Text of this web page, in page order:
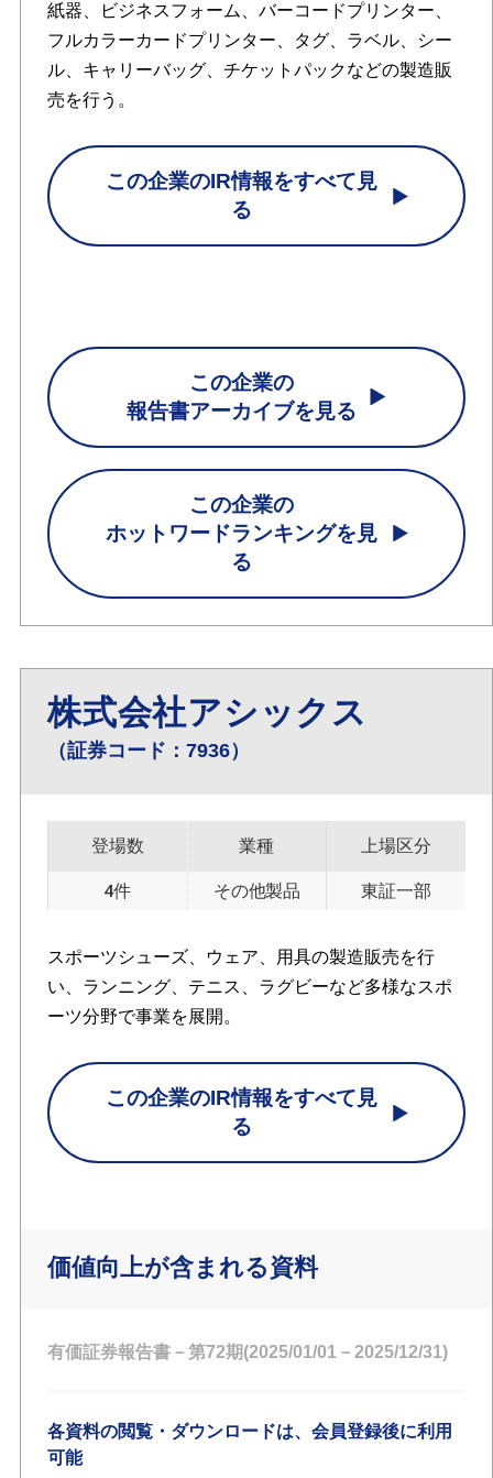
紙器、ビジネスフォーム、バーコードプリンター、
フルカラーカードプリンター、タグ、ラベル、シー
ル、キャリーバッグ、チケットパックなどの製造販
売を行う。
この企業のIR情報をすべて見
る
この企業の
報告書アーカイブを見る
この企業の
ホットワードランキングを見
る
株式会社アシックス
（証券コード：7936）
登場数
4件
業種
その他製品
上場区分
東証一部
スポーツシューズ、ウェア、用具の製造販売を行
い、ランニング、テニス、ラグビーなど多様なスポ
ーツ分野で事業を展開。
この企業のIR情報をすべて見
る
価値向上が含まれる資料
有価証券報告書－第72期(2025/01/01－2025/12/31)
各資料の閲覧・ダウンロードは、会員登録後に利用
可能